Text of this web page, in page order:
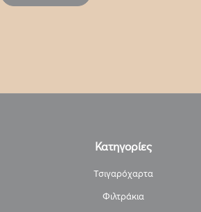
Κατηγορίες
Τσιγαρόχαρτα
Φιλτράκια